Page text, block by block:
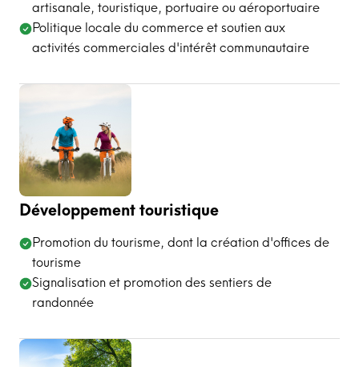
artisanale, touristique, portuaire ou aéroportuaire
Politique locale du commerce et soutien aux
activités commerciales d'intérêt communautaire
Développement touristique
Promotion du tourisme, dont la création d'offices de
tourisme
Signalisation et promotion des sentiers de
randonnée